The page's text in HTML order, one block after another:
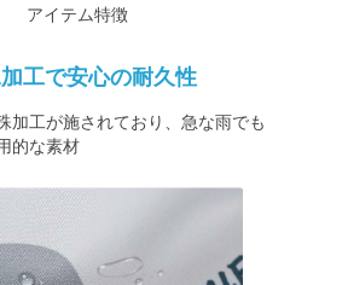
アイテム特徴
工で安心の耐久性
加工が施されており、急な雨でも
的な素材